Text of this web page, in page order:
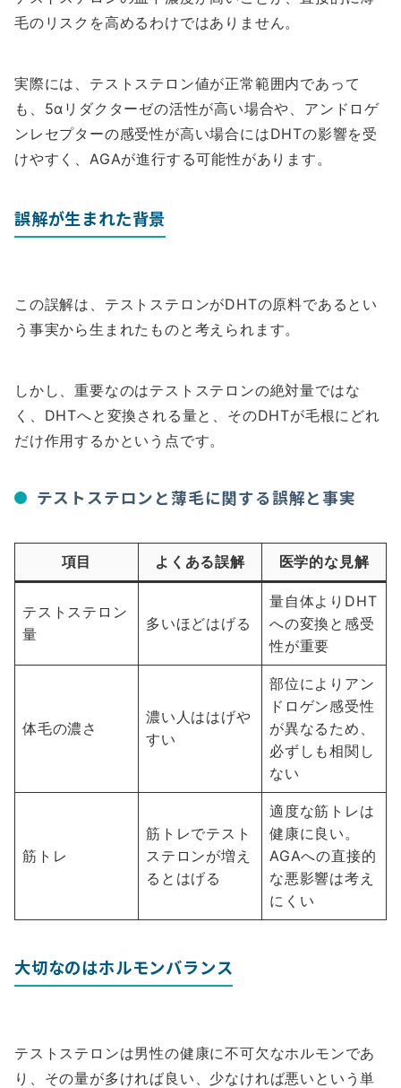
毛のリスクを高めるわけではありません。
実際には、テストステロン値が正常範囲内であって
も、5αリダクターゼの活性が高い場合や、アンドロゲ
ンレセプターの感受性が高い場合にはDHTの影響を受
けやすく、AGAが進行する可能性があります。
誤解が生まれた背景
この誤解は、テストステロンがDHTの原料であるとい
う事実から生まれたものと考えられます。
しかし、重要なのはテストステロンの絶対量ではな
く、DHTへと変換される量と、そのDHTが毛根にどれ
だけ作用するかという点です。
テストステロンと薄毛に関する誤解と事実
項目 よくある誤解 医学的な見解
テストステロン
量
多いほどはげる
量自体よりDHT
への変換と感受
性が重要
体毛の濃さ
濃い人ははげや
すい
部位によりアン
ドロゲン感受性
が異なるため、
必ずしも相関し
ない
筋トレ
筋トレでテスト
ステロンが増え
るとはげる
適度な筋トレは
健康に良い。
AGAへの直接的
な悪影響は考え
にくい
大切なのはホルモンバランス
テストステロンは男性の健康に不可欠なホルモンであ
り、その量が多ければ良い、少なければ悪いという単